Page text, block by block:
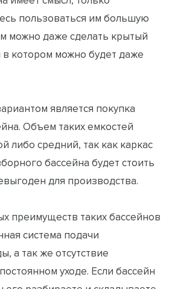
пользоваться им большую
можно даже сделать крытый
в котором можно будет даже
является покупка
Объем таких емкостей
либо средний, так как каркас
бассейна будет стоить
для производства.
преимуществ таких бассейнов
система подачи
а так же отсутствие
уходе. Если бассейн